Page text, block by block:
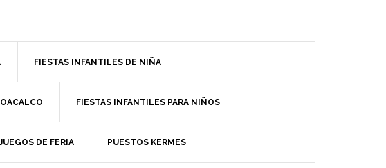
FIESTAS INFANTILES DE NIÑA
FIESTAS INFANTILES PARA NIÑOS
DE FERIA PUESTOS KERMES